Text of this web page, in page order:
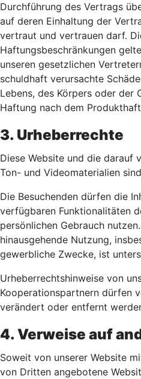
Durchführung des Vertrags
auf deren Einhaltung der
vertraut und vertrauen darf.
Haftungsbeschränkungen
unseren gesetzlichen
schuldhaft verursachte
Lebens, des Körpers oder der
Haftung nach dem
3. Urheberrechte
Diese Website und die darauf
Ton- und Videomaterialien
Die Besuchenden dürfen die
verfügbaren Funktionalitäten
persönlichen Gebrauch
hinausgehende Nutzung,
gewerbliche Zwecke, ist
Urheberrechtshinweise von
Kooperationspartnern dürfen
verändert oder entfernt
4. Verweise auf
Soweit von unserer Website
von Dritten angebotene